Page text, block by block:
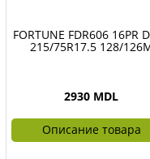
FORTUNE FDR606 16PR
215/75R17.5 128/
2930 MDL
Описание товара